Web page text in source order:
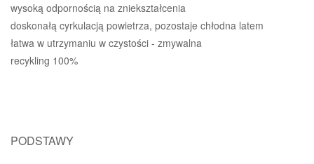
wysoką odpornością na zniekształcenia
doskonałą cyrkulacją powietrza, pozostaje chłodna latem
łatwa w utrzymaniu w czystości - zmywalna
recykling 100%
PODSTAWY